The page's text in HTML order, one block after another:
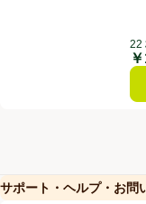
22
サポート・ヘルプ・お問
(新しい